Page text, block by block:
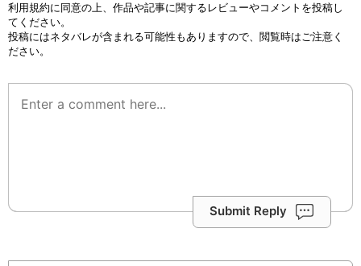
利用規約に同意の上、作品や記事に関するレビューやコメントを投稿し
てください。
投稿にはネタバレが含まれる可能性もありますので、閲覧時はご注意く
ださい。
Submit Reply